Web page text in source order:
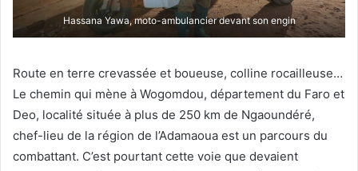
Hassana Yawa, moto-ambulancier devant son engin
Route en terre crevassée et boueuse, colline rocailleuse…
Le chemin qui mène à Wogomdou, département du Faro et
Deo, localité située à plus de 250 km de Ngaoundéré,
chef-lieu de la région de l’Adamaoua est un parcours du
combattant. C’est pourtant cette voie que devaient